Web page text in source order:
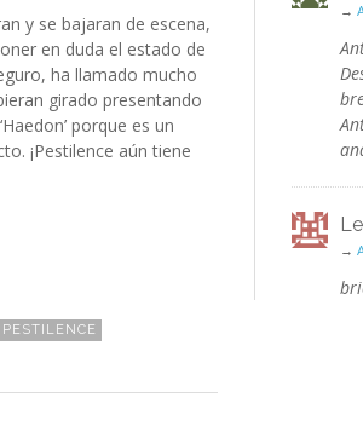
y se bajaran de escena,
en duda el estado de
ha llamado mucho
girado presentando
porque es un
¡Pestilence aún tiene
PESTILENCE
→
→